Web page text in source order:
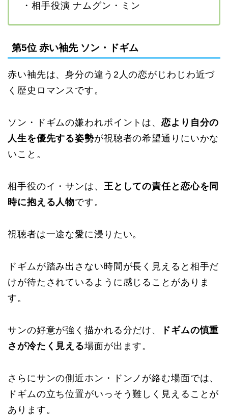
・相手役演 ナムグン・ミン
第5位 赤い袖先 ソン・ドギム
赤い袖先は、身分の違う2人の恋がじわじわ近づ
く歴史ロマンスです。
ソン・ドギムの嫌われポイントは、恋より自分の
人生を優先する姿勢が視聴者の希望通りにいかな
いこと。
相手役のイ・サンは、 王としての責任と恋心を同
時に抱える人物です。
視聴者は一途な愛に浸りたい。
ドギムが踏み出さない時間が長く見えると相手だ
けが待たされているように感じることがありま
す。
サンの好意が強く描かれる分だけ、
ドギムの慎重
さが冷たく見える場面が出ます。
さらにサンの側近ホン・ドンノが絡む場面では、
ドギムの立ち位置がいっそう難しく見えることが
あります。